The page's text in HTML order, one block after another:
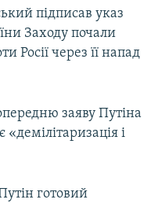
підписав указ
Заходу почали
Росії через її напад
заяву Путіна
і
готовий